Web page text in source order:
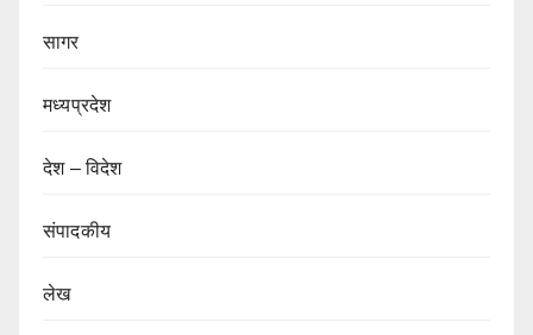
सागर
मध्यप्रदेश
देश – विदेश
संपादकीय
लेख